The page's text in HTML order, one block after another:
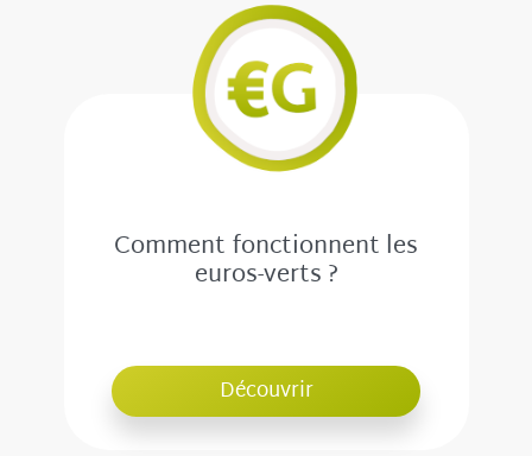
Comment fonctionnent les
euros-verts ?
Découvrir